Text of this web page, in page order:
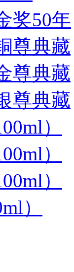
奖50年
尊典藏
尊典藏
尊典藏
）
）
）
）